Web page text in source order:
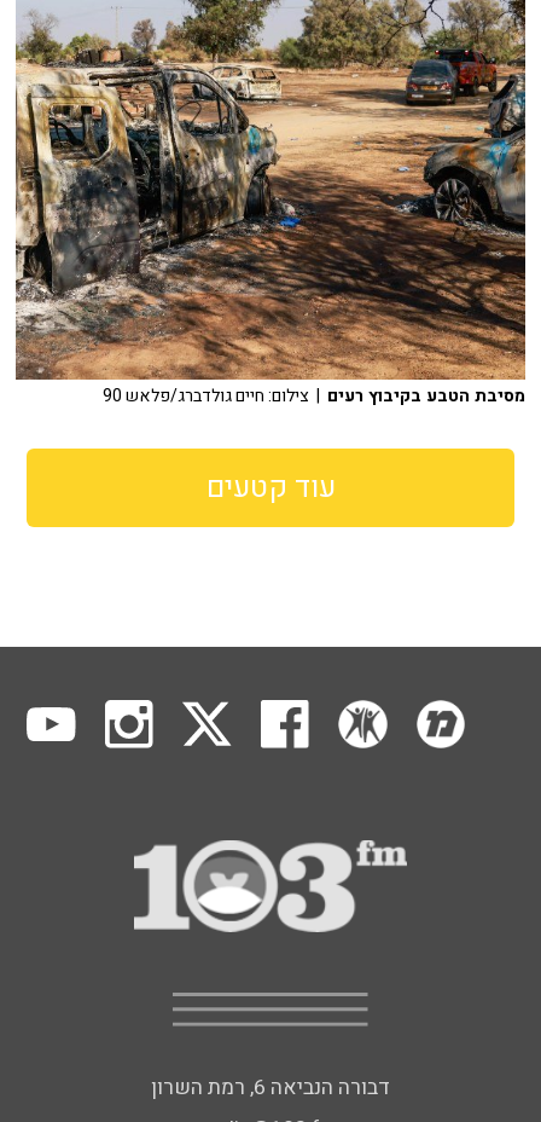
מסיבת הטבע בקיבוץ רעים | צילום: חיים גולדברג/פלאש 90
עוד קטעים
דבורה הנביאה 6, רמת השרון